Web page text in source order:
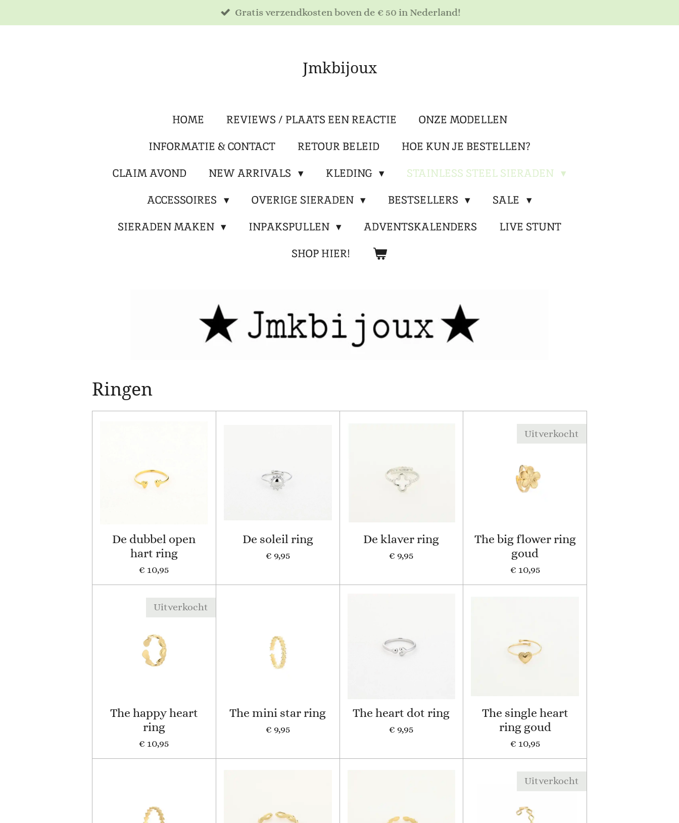
direct
Gratis verzendkosten boven de € 50 in Nederland!
Jmkbijoux
HOME REVIEWS / PLAATS EEN REACTIE
ONZE MODELLEN
INFORMATIE & CONTACT
RETOUR BELEID
HOE KUN JE BESTELLEN?
CLAIM AVOND
NEW ARRIVALS KLEDING
STAINLESS STEEL SIERADEN
ACCESSOIRES
OVERIGE SIERADEN BESTSELLERS
SALE
SIERADEN MAKEN
INPAKSPULLEN ADVENTSKALENDERS
LIVE STUNT
SHOP HIER!
Ringen
De dubbel open
hart ring
€ 10,95
De soleil ring
€ 9,95
De klaver ring
€ 9,95
Uitverkocht
The big flower ring
goud
€ 10,95
Uitverkocht
The happy heart
ring
€ 10,95
The mini star ring
€ 9,95
The heart dot ring
€ 9,95
The single heart
ring goud
€ 10,95
Uitverkocht